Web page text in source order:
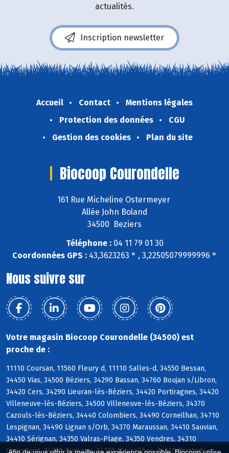
actualités.
Inscription newsletter
Accueil Contact
Mentions légales
Protection des données
CGU
Gestion des cookies
Plan du site
Biocoop Courondelle
161 Rue Micheline Ostermeyer
Allée John Boland
34500 Beziers
Téléphone :04 11 79 01 30
Coordonnées GPS : 43,3623263 ° , 3,22505079999996 °
Nous suivre sur
Votre magasin Biocoop Courondelle (34500) est
proche de :
11110 Coursan, 11560 Fleury d, 11110 Salles-d, 34550 Bessan,
34450 Vias, 34500 Béziers, 34290 Bassan, 34760 Boujan s/Libron,
34420 Cers, 34290 Lieuran-lès-Béziers, 34420 Portiragnes, 34420
Villeneuve-lès-Béziers, 34500 Villeneuve-lès-Béziers, 34370
Cazouls-lès-Béziers, 34440 Colombiers, 34490 Corneilhan, 34710
Lespignan, 34490 Lignan s/Orb, 34370 Maraussan, 34410 Sauvian,
34410 Sérignan, 34350 Valras-Plage, 34350 Vendres, 34310
Capestang, 34370 Creissan, 34370 Maureilhan, 34310 Montady,